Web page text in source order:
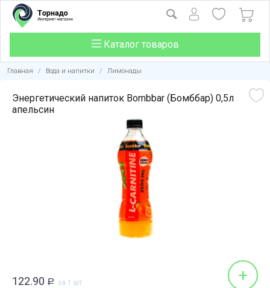
Каталог товаров
Главная / Вода и напитки / Лимонады
Энергетический напиток Bombbar (Бомббар) 0,5л
апельсин
122.90 Р за 1 шт +